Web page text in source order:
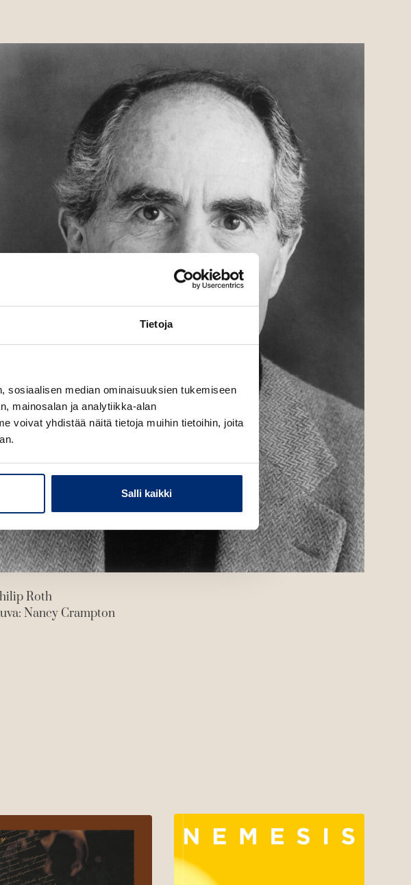
Tietoja
sosiaalisen median ominaisuuksien tukemiseen
mainosalan ja analytiikka-alan
voivat yhdistää näitä tietoja muihin tietoihin, joita
Salli kaikki
Roth
Nancy Crampton